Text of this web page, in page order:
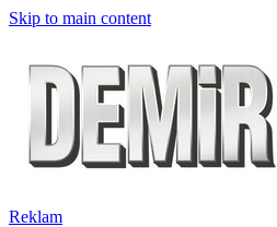
Skip to main content
Reklam